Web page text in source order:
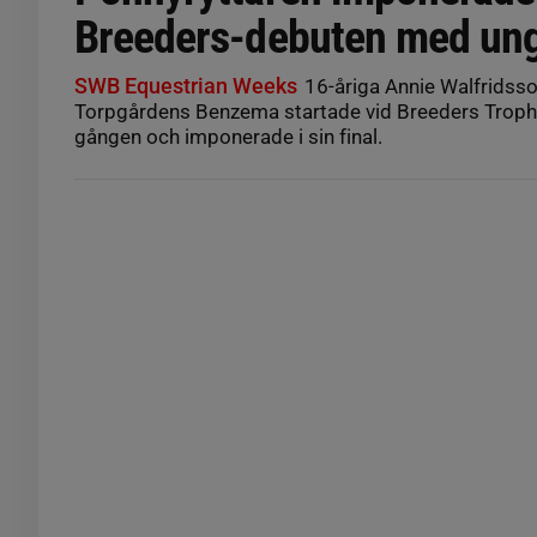
Breeders-debuten med
SWB Equestrian Weeks 16-åriga Annie
Torpgårdens Benzema startade vid Breeders
gången och imponerade i sin final.